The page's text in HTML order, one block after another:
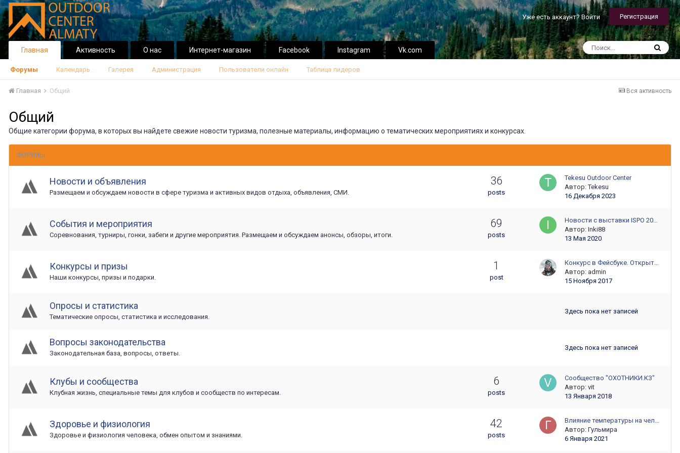
Уже есть аккаунт? Войти Регистрация
Главная
Форумы Календарь Галерея Администрация Пользователи онлайн Таблица лидеров
Активность О нас Интернет-магазин Facebook Instagram Vk.com
Вся активность
Главная Общий
Общий
Общие категории форума, в которых вы найдете свежие новости туризма, полезные материалы, информацию о тематических мероприятиях и конкурсах.
ФОРУМЫ
Новости и объявления
Размещаем и обсуждаем новости в сфере туризма и активных видов отдыха, объявления, СМИ.
36
posts
Tekesu Outdoor Center
Автор:Tekesu
16 Декабря 2023
События и мероприятия
Соревнования, турниры, гонки, забеги и другие мероприятия. Размещаем и обсуждаем анонсы, обзоры, итоги.
69
posts
Новости с выставки ISPO 20…
Автор: Inki88
13 Мая 2020
Конкурсы и призы
Наши конкурсы, призы и подарки.
1
post
Конкурс в Фейсбуке. Открыт…
Автор: admin
15 Ноября 2017
Опросы и статистика
Тематические опросы, статистика и исследования.
Здесь пока нет записей
Вопросы законодательства
Законодательная база, вопросы, ответы.
Здесь пока нет записей
Клубы и сообщества
Клубная жизнь, специальные темы для клубов и сообществ по интересам.
6
posts
Сообщество "ОХОТНИКИ.КЗ"
Автор: vit
13 Января 2018
Здоровье и физиология
Здоровье и физиология человека, обмен опытом и знаниями.
42
posts
Влияние температуры на чел…
Автор: Гульмира
6 Января 2021